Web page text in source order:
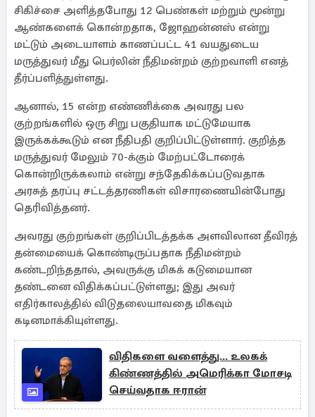
சிகிச்சை அளித்தபோது 12 பெண்கள் மற்றும் மூன்று
ஆண்களைக் கொன்றதாக, ஜோஹன்னஸ் என்று
மட்டும் அடையாளம் காணப்பட்ட 41 வயதுடைய
மருத்துவர் மீது பெர்லின் நீதிமன்றம் குற்றவாளி எனத்
தீர்ப்பளித்துள்ளது.
ஆனால், 15 என்ற எண்ணிக்கை அவரது பல
குற்றங்களில் ஒரு சிறு பகுதியாக மட்டுமேயாக
இருக்கக்கூடும் என நீதிபதி குறிப்பிட்டுள்ளார். குறித்த
மருத்துவர் மேலும் 70-க்கும் மேற்பட்டோரைக்
கொன்றிருக்கலாம் என்று சந்தேகிக்கப்படுவதாக
அரசுத் தரப்பு சட்டத்தரணிகள் விசாரணையின்போது
தெரிவித்தனர்.
அவரது குற்றங்கள் குறிப்பிடத்தக்க அளவிலான தீவிரத்
தன்மையைக் கொண்டிருப்பதாக நீதிமன்றம்
கண்டறிந்ததால், அவருக்கு மிகக் கடுமையான
தண்டனை விதிக்கப்பட்டுள்ளது; இது அவர்
எதிர்காலத்தில் விடுதலையாவதை மிகவும்
கடினமாக்கியுள்ளது.
விதிகளை வளைத்து... உலகக்
கிண்ணத்தில் அமெரிக்கா மோசடி
செய்வதாக ஈரான்